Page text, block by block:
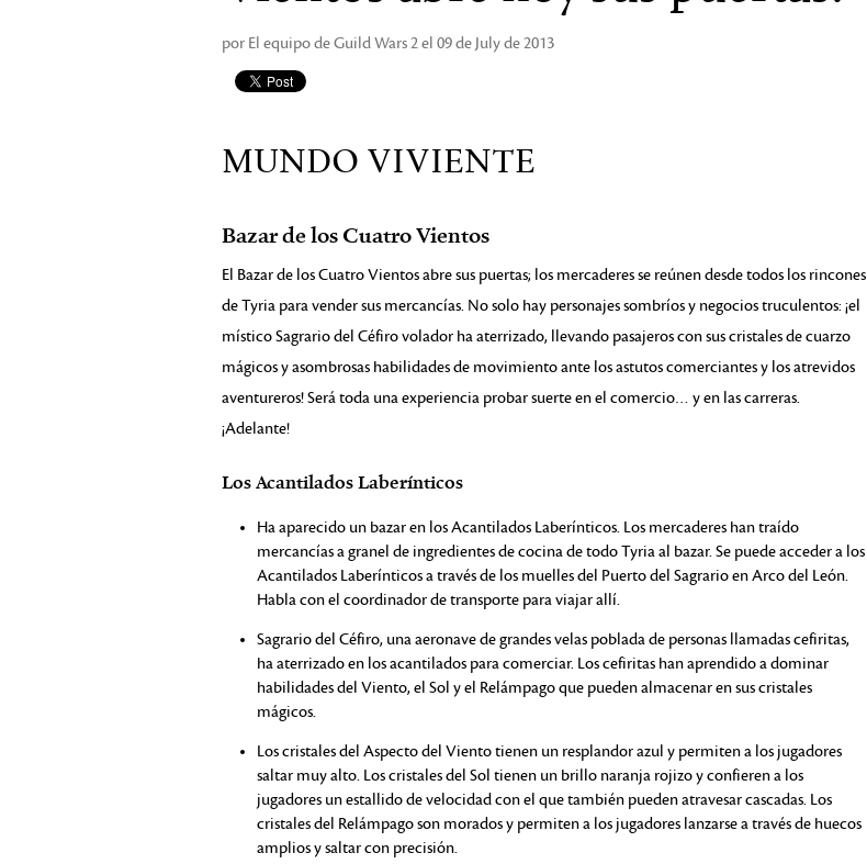
por El equipo de Guild Wars 2 el 09 de July de 2013
MUNDO VIVIENTE
Bazar de los Cuatro Vientos
El Bazar de los Cuatro Vientos abre sus puertas; los mercaderes se reúnen desde todos los rincones
de Tyria para vender sus mercancías. No solo hay personajes sombríos y negocios truculentos: ¡el
místico Sagrario del Céfiro volador ha aterrizado, llevando pasajeros con sus cristales de cuarzo
mágicos y asombrosas habilidades de movimiento ante los astutos comerciantes y los atrevidos
aventureros! Será toda una experiencia probar suerte en el comercio… y en las carreras.
¡Adelante!
Los Acantilados Laberínticos
Ha aparecido un bazar en los Acantilados Laberínticos. Los mercaderes han traído
mercancías a granel de ingredientes de cocina de todo Tyria al bazar. Se puede acceder a los
Acantilados Laberínticos a través de los muelles del Puerto del Sagrario en Arco del León.
Habla con el coordinador de transporte para viajar allí.
Sagrario del Céfiro, una aeronave de grandes velas poblada de personas llamadas cefiritas,
ha aterrizado en los acantilados para comerciar. Los cefiritas han aprendido a dominar
habilidades del Viento, el Sol y el Relámpago que pueden almacenar en sus cristales
mágicos.
Los cristales del Aspecto del Viento tienen un resplandor azul y permiten a los jugadores
saltar muy alto. Los cristales del Sol tienen un brillo naranja rojizo y confieren a los
jugadores un estallido de velocidad con el que también pueden atravesar cascadas. Los
cristales del Relámpago son morados y permiten a los jugadores lanzarse a través de huecos
amplios y saltar con precisión.